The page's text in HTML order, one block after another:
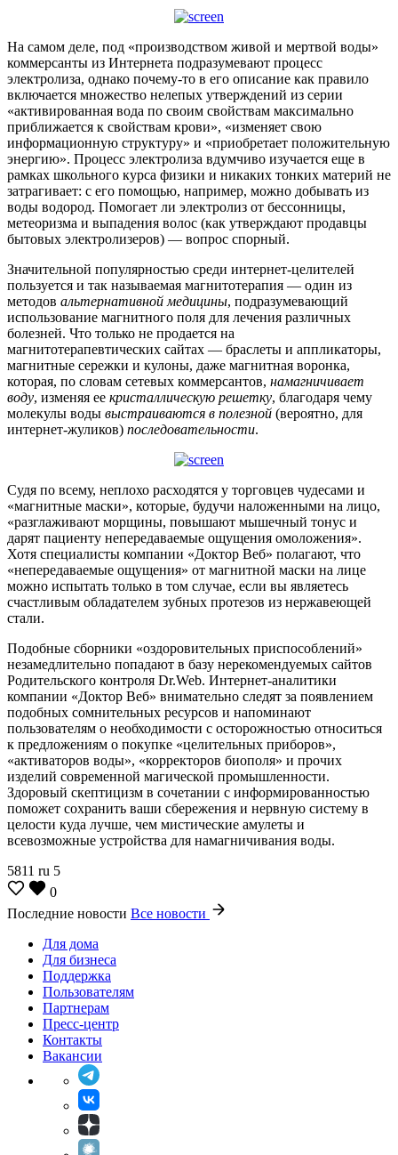
На самом деле, под «производством живой и мертвой воды»
коммерсанты из Интернета подразумевают процесс
электролиза, однако почему-то в его описание как правило
включается множество нелепых утверждений из серии
«активированная вода по своим свойствам максимально
приближается к свойствам крови», «изменяет свою
информационную структуру» и «приобретает положительную
энергию». Процесс электролиза вдумчиво изучается еще в
рамках школьного курса физики и никаких тонких материй не
затрагивает: с его помощью, например, можно добывать из
воды водород. Помогает ли электролиз от бессонницы,
метеоризма и выпадения волос (как утверждают продавцы
бытовых электролизеров) — вопрос спорный.
Значительной популярностью среди интернет-целителей
пользуется и так называемая магнитотерапия — один из
методов альтернативной медицины, подразумевающий
использование магнитного поля для лечения различных
болезней. Что только не продается на
магнитотерапевтических сайтах — браслеты и аппликаторы,
магнитные сережки и кулоны, даже магнитная воронка,
которая, по словам сетевых коммерсантов, намагничивает
воду, изменяя ее кристаллическую решетку, благодаря чему
молекулы воды выстраиваются в полезной (вероятно, для
интернет-жуликов) последовательности.
Судя по всему, неплохо расходятся у торговцев чудесами и
«магнитные маски», которые, будучи наложенными на лицо,
«разглаживают морщины, повышают мышечный тонус и
дарят пациенту непередаваемые ощущения омоложения».
Хотя специалисты компании «Доктор Веб» полагают, что
«непередаваемые ощущения» от магнитной маски на лице
можно испытать только в том случае, если вы являетесь
счастливым обладателем зубных протезов из нержавеющей
стали.
Подобные сборники «оздоровительных приспособлений»
незамедлительно попадают в базу нерекомендуемых сайтов
Родительского контроля Dr.Web. Интернет-аналитики
компании «Доктор Веб» внимательно следят за появлением
подобных сомнительных ресурсов и напоминают
пользователям о необходимости с осторожностью относиться
к предложениям о покупке «целительных приборов»,
«активаторов воды», «корректоров биополя» и прочих
изделий современной магической промышленности.
Здоровый скептицизм в сочетании с информированностью
поможет сохранить ваши сбережения и нервную систему в
целости куда лучше, чем мистические амулеты и
всевозможные устройства для намагничивания воды.
5811 ru 5
0
Последние новости Все новости
Для дома
Для бизнеса
Поддержка
Пользователям
Партнерам
Пресс-центр
Контакты
Вакансии